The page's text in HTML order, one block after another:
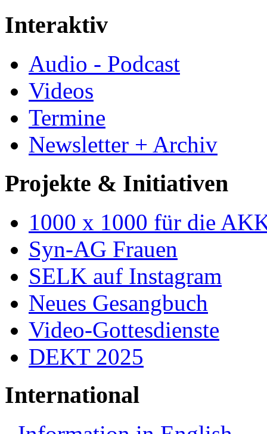
Interaktiv
Audio - Podcast
Videos
Termine
Newsletter + Archiv
Projekte & Initiativen
1000 x 1000 für die
Syn-AG Frauen
SELK auf Instagram
Neues Gesangbuch
Video-Gottesdienste
DEKT 2025
International